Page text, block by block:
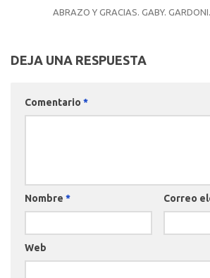
ABRAZO Y GRACIAS. GABY. GARDONI.
DEJA UNA RESPUESTA
Comentario *
Nombre * Correo
Web